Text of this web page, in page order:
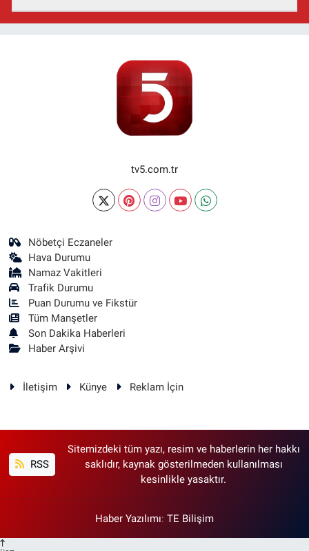
tv5.com.tr
Nöbetçi Eczaneler
Hava Durumu
Namaz Vakitleri
Trafik Durumu
Puan Durumu ve Fikstür
Tüm Manşetler
Son Dakika Haberleri
Haber Arşivi
İletişim Künye Reklam İçin
RSS
Sitemizdeki tüm yazı, resim ve haberlerin her hakkı
saklıdır, kaynak gösterilmeden kullanılması
kesinlikle yasaktır.
Haber Yazılımı: TE Bilişim